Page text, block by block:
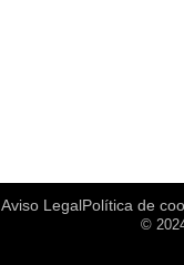
Aviso LegalPolítica de
©